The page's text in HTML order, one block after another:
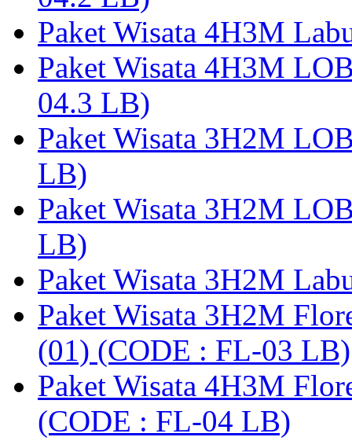
Paket Wisata 4H3M
Paket Wisata 4H3M
04.3 LB)
Paket Wisata 3H2M
LB)
Paket Wisata 3H2M
LB)
Paket Wisata 3H2M
Paket Wisata 3H2M
(01) (CODE : FL-03 LB)
Paket Wisata 4H3M
(CODE : FL-04 LB)